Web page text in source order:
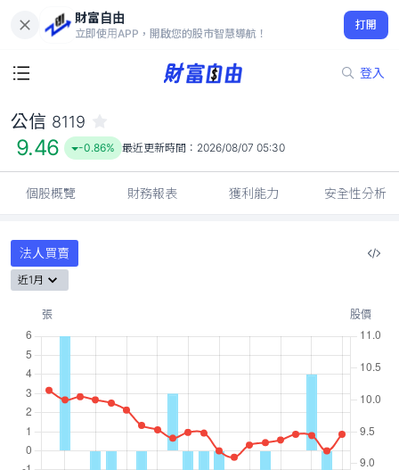
財富自由
立即使用APP，開啟您的股市智慧導航！
打開
登入
9.46
-0.86%
公信 8119
9.46 -0.86% 最近更新時間： 2026/08/07 05:30
個股概覽 財務報表 獲利能力 安全性分析
法人買賣
近1月